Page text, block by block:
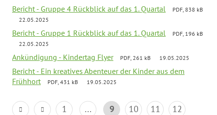
Bericht - Gruppe 4 Rückblick auf das 1. Quartal
PDF, 838 kB
22.05.2025
Bericht - Gruppe 1 Rückblick auf das 1. Quartal
PDF, 196 kB
22.05.2025
Ankündigung - Kindertag Flyer PDF, 261 kB 19.05.2025
Bericht - Ein kreatives Abenteuer der Kinder aus dem
Frühhort
PDF, 431 kB 19.05.2025
1 ... 9 10 11
12